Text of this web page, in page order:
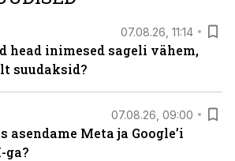
07.08.26, 11:14
head inimesed sageli vähem,
suudaksid?
07.08.26, 09:00
asendame Meta ja Google’i
ga?